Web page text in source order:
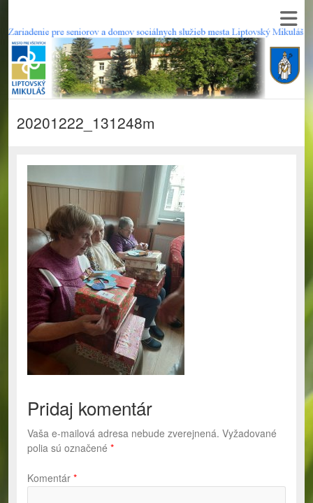
20201222_131248m
Pridaj komentár
Vaša e-mailová adresa nebude zverejnená. Vyžadované
polia sú označené *
Komentár *